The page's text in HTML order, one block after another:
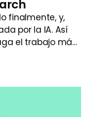
finalmente, y,
por la IA. Así
el trabajo más